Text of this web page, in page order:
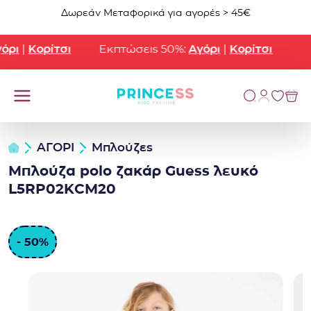
Μετάβαση στο περιεχόμενο
Δωρεάν Μεταφορικά για αγορές > 45€
|Κορίτσι Εκπτώσεις 50%:Αγόρι|Κορίτσι
ΑΓΟΡΙ Μπλούζες
Μπλούζα polo ζακάρ Guess λευκό
L5RP02KCM20
- 50%